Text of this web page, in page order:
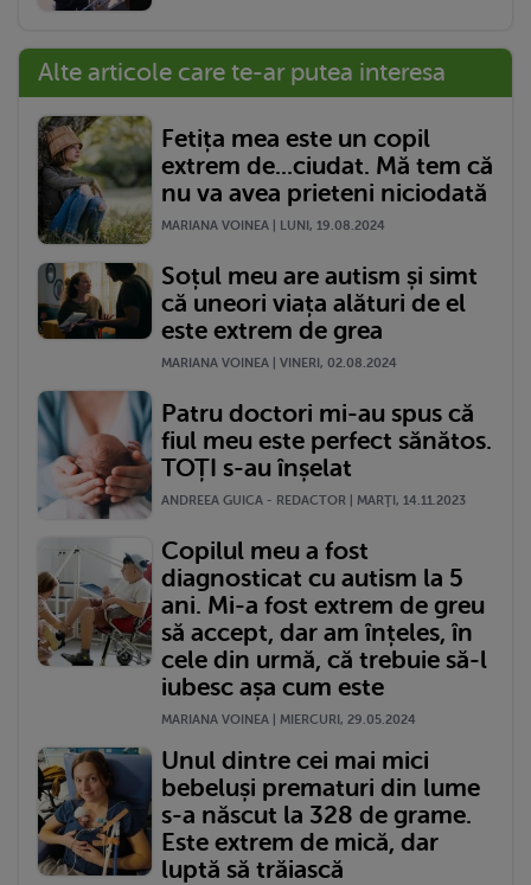
Alte articole care te-ar putea interesa
Fetița mea este un copil
extrem de...ciudat. Mă tem că
nu va avea prieteni niciodată
MARIANA VOINEA | LUNI, 19.08.2024
Soțul meu are autism și simt
că uneori viața alături de el
este extrem de grea
MARIANA VOINEA | VINERI, 02.08.2024
Patru doctori mi-au spus că
fiul meu este perfect sănătos.
TOȚI s-au înșelat
ANDREEA GUICA - REDACTOR | MARŢI, 14.11.2023
Copilul meu a fost
diagnosticat cu autism la 5
ani. Mi-a fost extrem de greu
să accept, dar am înțeles, în
cele din urmă, că trebuie să-l
iubesc așa cum este
MARIANA VOINEA | MIERCURI, 29.05.2024
Unul dintre cei mai mici
bebeluși prematuri din lume
s-a născut la 328 de grame.
Este extrem de mică, dar
luptă să trăiască